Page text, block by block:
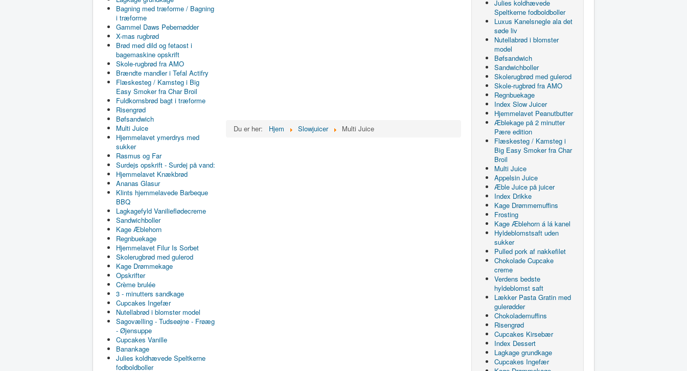
Bagning med træforme / Bagning
i træforme
Gammel Daws Pebernødder
X-mas rugbrød
Brød med dild og fetaost i
bagemaskine opskrift
Skole-rugbrød fra AMO
Brændte mandler i Tefal Actifry
Flæskesteg / Kamsteg i Big
Easy Smoker fra Char Broil
Fuldkornsbrød bagt i træforme
Risengrød
Bøfsandwich
Multi Juice
Hjemmelavet ymerdrys med
sukker
Rasmus og Far
Surdejs opskrift - Surdej på vand:
Hjemmelavet Knækbrød
Ananas Glasur
Klints hjemmelavede Barbeque
BBQ
Lagkagefyld Vanilieflødecreme
Sandwichboller
Kage Æblehorn
Regnbuekage
Hjemmelavet Filur Is Sorbet
Skolerugbrød med gulerod
Kage Drømmekage
Opskrifter
Crème brulée
3 - minutters sandkage
Cupcakes Ingefær
Nutellabrød i blomster model
Sagovælling - Tudseøjne - Frøæg
- Øjensuppe
Cupcakes Vanille
Banankage
Julies koldhævede Speltkerne
fodboldboller
Du er her: Hjem Slowjuicer Multi Juice
Julies koldhævede
Speltkerne fodboldboller
Luxus Kanelsnegle ala det
søde liv
Nutellabrød i blomster
model
Bøfsandwich
Sandwichboller
Skolerugbrød med gulerod
Skole-rugbrød fra AMO
Regnbuekage
Index Slow Juicer
Hjemmelavet Peanutbutter
Æblekage på 2 minutter
Pære edition
Flæskesteg / Kamsteg i
Big Easy Smoker fra Char
Broil
Multi Juice
Appelsin Juice
Æble Juice på juicer
Index Drikke
Kage Drømmemuffins
Frosting
Kage Æblehorn á lá kanel
Hyldeblomstsaft uden
sukker
Pulled pork af nakkefilet
Chokolade Cupcake
creme
Verdens bedste
hyldeblomst saft
Lækker Pasta Gratin med
gulerødder
Chokolademuffins
Risengrød
Cupcakes Kirsebær
Index Dessert
Lagkage grundkage
Cupcakes Ingefær